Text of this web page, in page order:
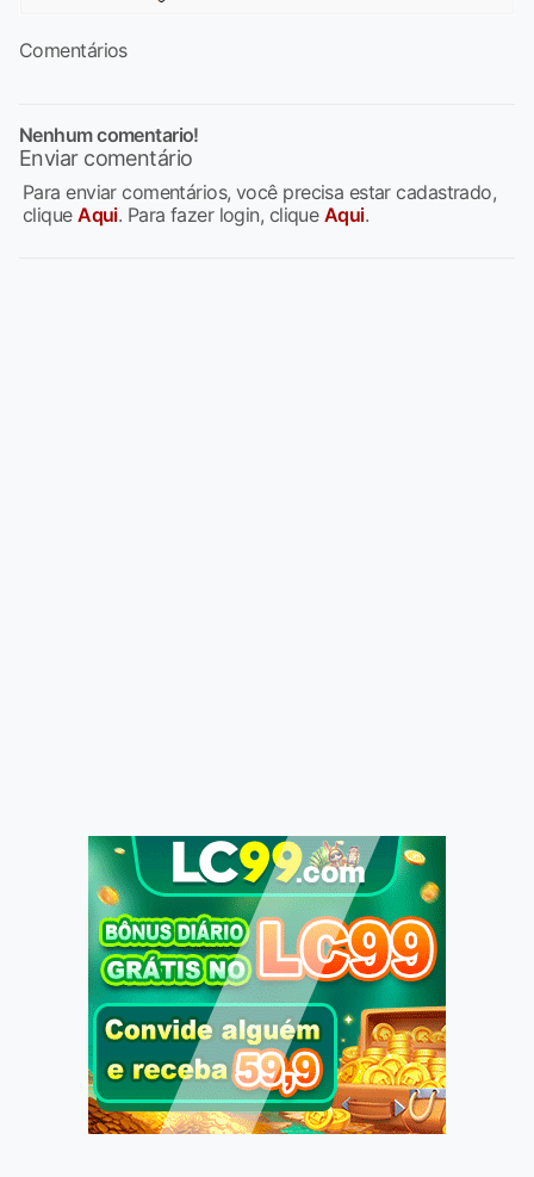
Comentários
Nenhum comentario!
Enviar comentário
Para enviar comentários, você precisa estar cadastrado,
cliqueAqui. Para fazer login, clique Aqui.